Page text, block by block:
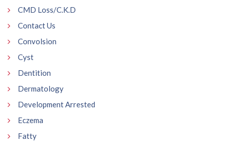
CMD Loss/C.K.D
Contact Us
Convolsion
Cyst
Dentition
Dermatology
Development Arrested
Eczema
Fatty